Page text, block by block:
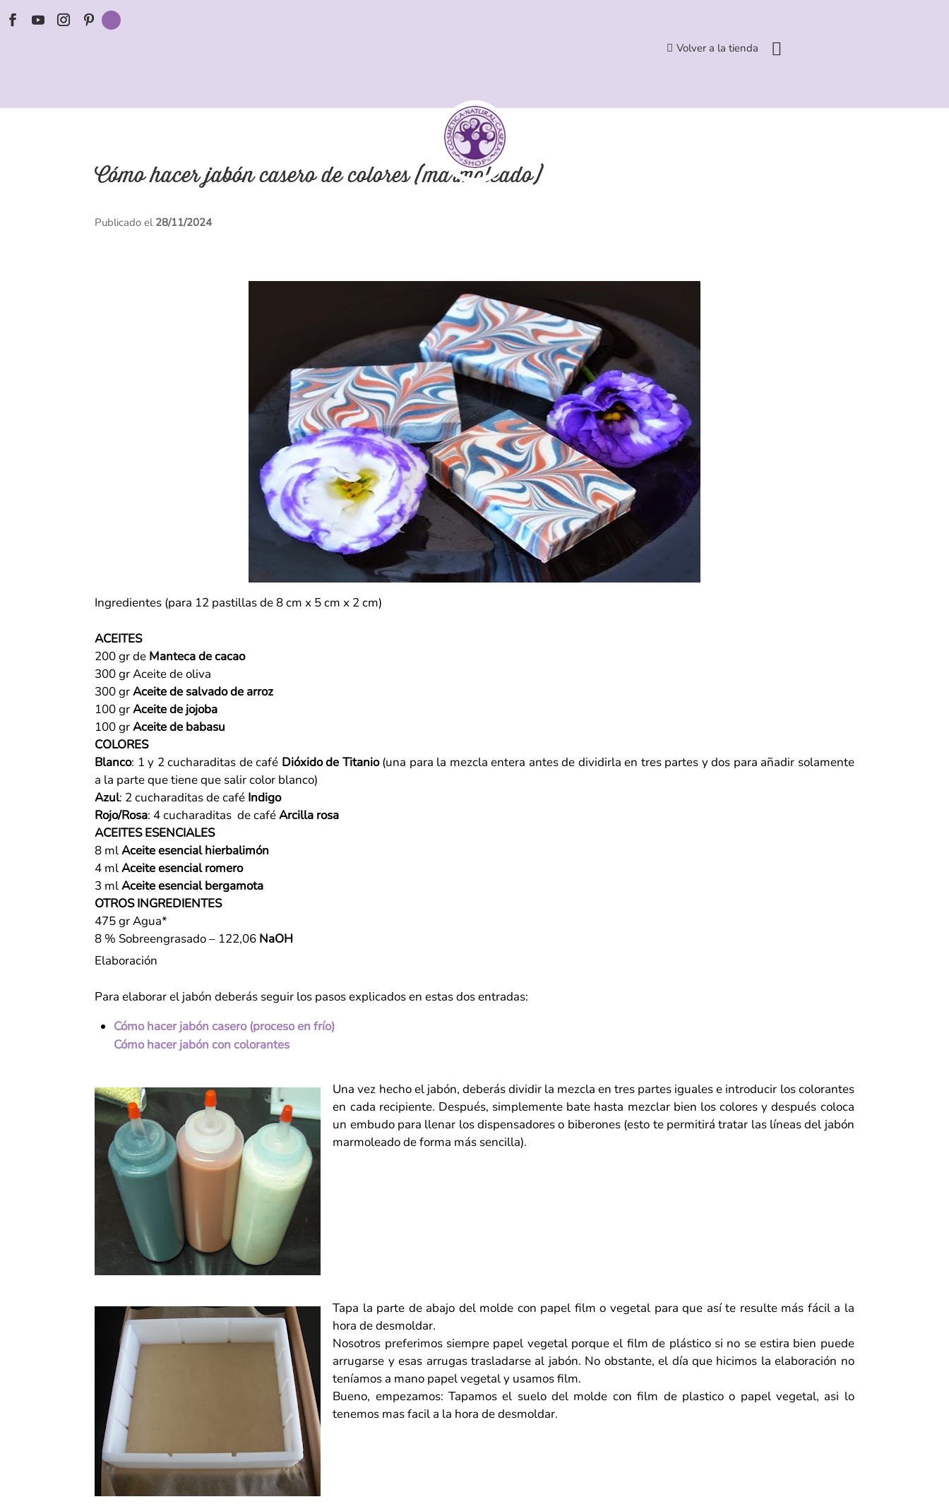
Volver a la tienda
Cómo hacer jabón casero de colores (marmoleado)
Publicado el 28/11/2024
Ingredientes (para 12 pastillas de 8 cm x 5 cm x 2 cm)
ACEITES
200 gr de Manteca de cacao
300 gr Aceite de oliva
300 grAceite de salvado de arroz
100 grAceite de jojoba
100 grAceite de babasu
COLORES
Blanco: 1 y 2 cucharaditas de café Dióxido de Titanio(una para la mezcla entera antes de dividirla en tres partes y dos para añadir solamente
a la parte que tiene que salir color blanco)
Azul: 2 cucharaditas de café Indigo
Rojo/Rosa: 4 cucharaditas de caféArcilla rosa
ACEITES ESENCIALES
8 mlAceite esencial hierbalimón
4 mlAceite esencial romero
3 mlAceite esencial bergamota
OTROS INGREDIENTES
475 gr Agua*
8 % Sobreengrasado – 122,06 NaOH
Elaboración
Para elaborar el jabón deberás seguir los pasos explicados en estas dos entradas:
Cómo hacer jabón casero (proceso en frío)
Cómo hacer jabón con colorantes
Una vez hecho el jabón, deberás dividir la mezcla en tres partes iguales e introducir loscolorantes
en cada recipiente. Después, simplemente bate hasta mezclar bien los colores y después coloca
un embudo para llenar los dispensadores o biberones (esto te permitirá tratar las líneas del jabón
marmoleado de forma más sencilla).
Tapa la parte de abajo del molde con papel film o vegetal para que así te resulte más fácil a la
hora de desmoldar.
Nosotros preferimos siempre papel vegetal porque el film de plástico si no se estira bien puede
arrugarse y esas arrugas trasladarse al jabón. No obstante, el día que hicimos la elaboración no
teníamos a mano papel vegetal y usamos film.
Bueno, empezamos: Tapamos el suelo del molde con film de plastico o papel vegetal, asi lo
tenemos mas facil a la hora de desmoldar.